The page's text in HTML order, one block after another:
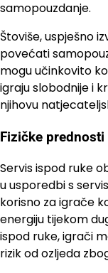
samopouzdanje.
Štoviše, uspješno
povećati
mogu učinkovito
igraju slobodnije i
njihovu
Fizičke prednosti
Servis ispod ruke
u usporedbi s
korisno za igrače
energiju tijekom
ispod ruke, igrači
rizik od ozljeda